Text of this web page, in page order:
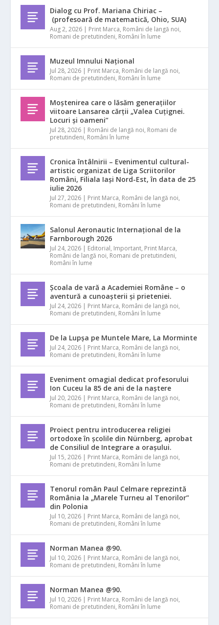
Dialog cu Prof. Mariana Chiriac –
(profesoară de matematică, Ohio, SUA)
Aug 2, 2026 | Print Marca, Români de langă noi,
Romani de pretutindeni, Români în lume
Muzeul Imnului Național
Jul 28, 2026 | Print Marca, Români de langă noi,
Romani de pretutindeni, Români în lume
Moștenirea care o lăsăm generațiilor
viitoare Lansarea cărții „Valea Cuțignei.
Locuri și oameni”
Jul 28, 2026 | Români de langă noi, Romani de
pretutindeni, Români în lume
Cronica întâlnirii – Evenimentul cultural-
artistic organizat de Liga Scriitorilor
Români, Filiala Iași Nord-Est, în data de 25
iulie 2026
Jul 27, 2026 | Print Marca, Români de langă noi,
Romani de pretutindeni, Români în lume
Salonul Aeronautic Internațional de la
Farnborough 2026
Jul 24, 2026 | Editorial, Important, Print Marca,
Români de langă noi, Romani de pretutindeni,
Români în lume
Școala de vară a Academiei Române – o
aventură a cunoașterii și prieteniei.
Jul 24, 2026 | Print Marca, Români de langă noi,
Romani de pretutindeni, Români în lume
De la Lupșa pe Muntele Mare, La Morminte
Jul 24, 2026 | Print Marca, Români de langă noi,
Romani de pretutindeni, Români în lume
Eveniment omagial dedicat profesorului
Ion Cuceu la 85 de ani de la naștere
Jul 20, 2026 | Print Marca, Români de langă noi,
Romani de pretutindeni, Români în lume
Proiect pentru introducerea religiei
ortodoxe în școlile din Nürnberg, aprobat
de Consiliul de Integrare a orașului.
Jul 15, 2026 | Print Marca, Români de langă noi,
Romani de pretutindeni, Români în lume
Tenorul român Paul Celmare reprezintă
România la „Marele Turneu al Tenorilor”
din Polonia
Jul 10, 2026 | Print Marca, Români de langă noi,
Romani de pretutindeni, Români în lume
Norman Manea @90.
Jul 10, 2026 | Print Marca, Români de langă noi,
Romani de pretutindeni, Români în lume
Norman Manea @90.
Jul 10, 2026 | Print Marca, Români de langă noi,
Romani de pretutindeni, Români în lume